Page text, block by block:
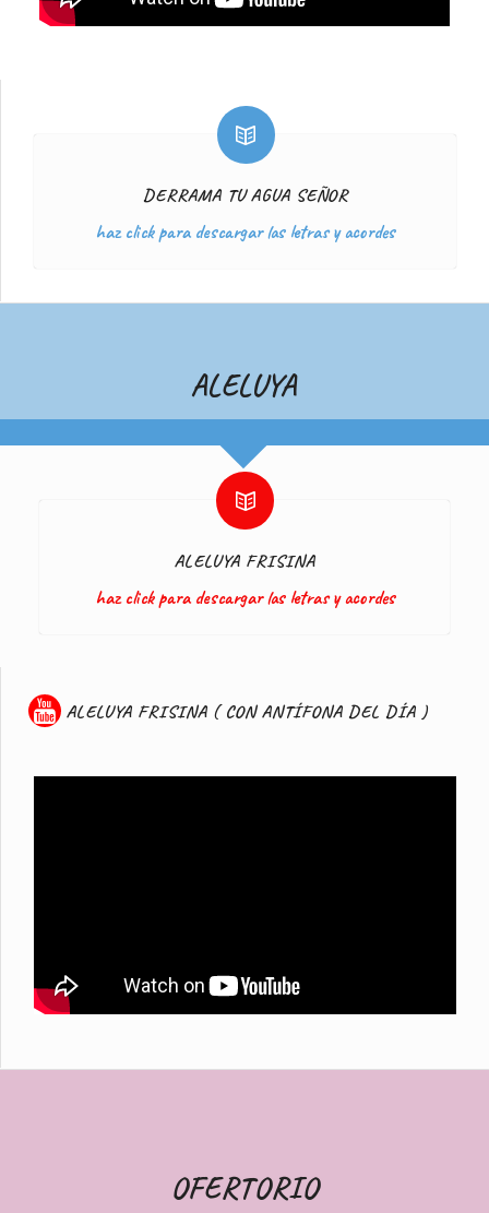
DERRAMA TU AGUA SEÑOR
haz click para descargar las letras y acordes
ALELUYA
ALELUYA FRISINA
haz click para descargar las letras y acordes
ALELUYA FRISINA ( CON ANTÍFONA DEL DÍA )
OFERTORIO